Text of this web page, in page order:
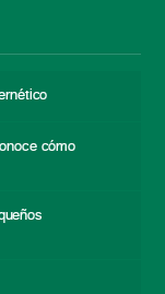
cómo